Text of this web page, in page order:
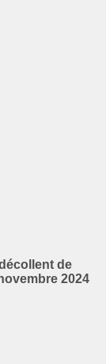
de
2024